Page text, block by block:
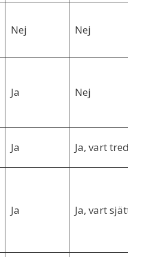
Nej Nej
Ja Nej
Ja Ja, vart tredje
Ja Ja, vart sjätte